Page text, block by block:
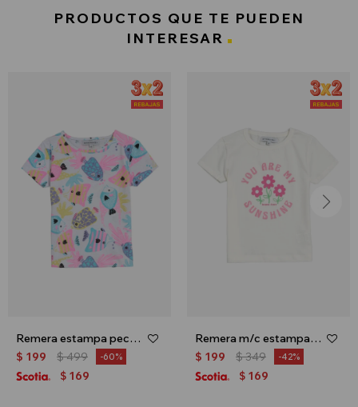
PRODUCTOS QUE TE PUEDEN
INTERESAR
Remera estampa peces - Blanco
$ 199 $499 60
$ 169
Remera m/c estampa floral - Crudo
$ 199 $349 42
$ 169